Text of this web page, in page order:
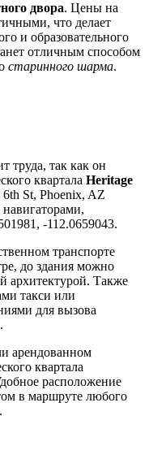
двора. Цены на
что делает
и образовательного
отличным способом
старинного шарма.
труда, так как он
квартала Heritage
St, Phoenix, AZ
-112.0659043.
транспорте
до здания можно
архитектурой. Также
такси или
для вызова
арендованном
квартала
расположение
в маршруте любого